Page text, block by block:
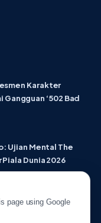
Karakter
‘502 Bad
Ujian Mental The
Piala Dunia 2026
page using Google